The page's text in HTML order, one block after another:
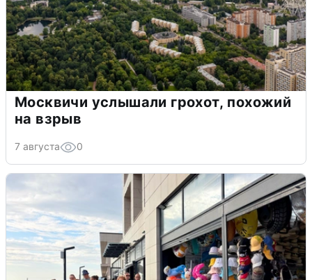
Москвичи услышали грохот, похожий
на взрыв
7 августа 0